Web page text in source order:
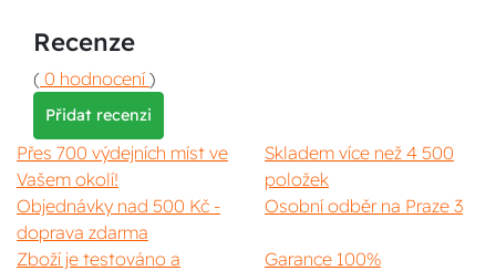
Recenze
( 0 hodnocení )
Přidat recenzi
Přes 700 výdejních míst ve
Vašem okolí!
Skladem více než 4 500
položek
Objednávky nad 500 Kč -
doprava zdarma
Osobní odběr na Praze 3
Zboží je testováno a
Garance 100%